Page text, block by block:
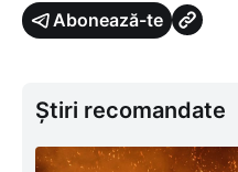
Abonează-te
Știri recomandate